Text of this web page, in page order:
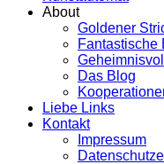
About
Goldener
Fantastische
Das Blog
Liebe Links
Kontakt
Impressum